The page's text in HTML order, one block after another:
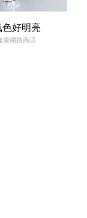
色好明亮
康網路商店